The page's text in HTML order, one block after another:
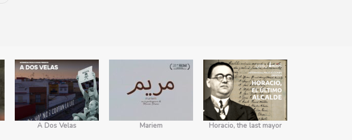
A Dos Velas Mariem Horacio, the last mayor